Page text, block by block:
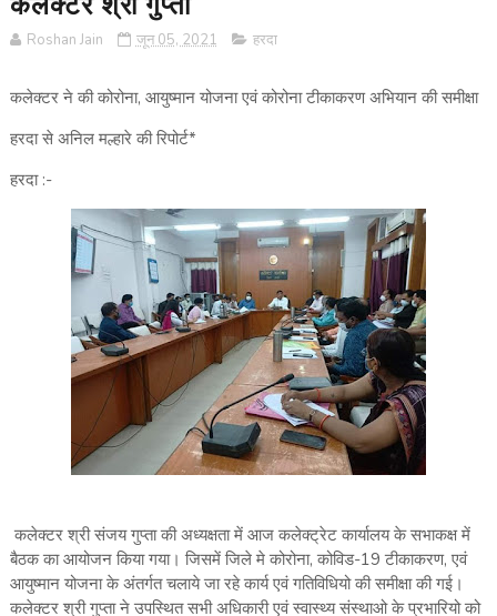
Roshan Jain जून 05, 2021 हरदा
कलेक्टर ने की कोरोना, आयुष्मान योजना एवं कोरोना टीकाकरण अभियान की समीक्षा
हरदा से अनिल मल्हारे की रिपोर्ट*
हरदा :-
कलेक्टर श्री संजय गुप्ता की अध्यक्षता में आज कलेक्ट्रेट कार्यालय के सभाकक्ष में
बैठक का आयोजन किया गया। जिसमें जिले मे कोरोना, कोविड-19 टीकाकरण, एवं
आयुष्मान योजना के अंतर्गत चलाये जा रहे कार्य एवं गतिविधियो की समीक्षा की गई।
कलेक्टर श्री गुप्ता ने उपस्थित सभी अधिकारी एवं स्वास्थ्य संस्थाओ के प्रभारियो को